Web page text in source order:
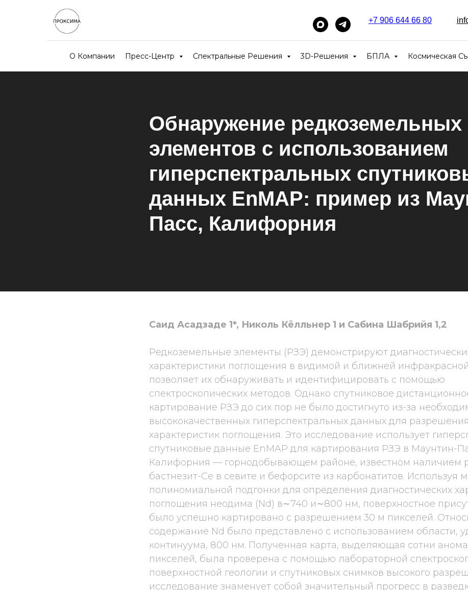
+7 906 644 66 80
О Компании Пресс-Центр Спектральные Решения 3D-Решения БПЛА Космическая
Обнаружение редкоземельных
элементов с использованием
гиперспектральных
данных EnMAP: пример из
Пасс, Калифорния
Саид Асадзаде 1*, Николь Кёлльнер 1 и Сабина Шабрийя 1,2
Редкоземельные элементы (РЗЭ) демонстрируют
характеристики поглощения в видимой и ближней
позволяет их обнаруживать и идентифицировать с помощью
спектроскопических методов. Однако спутниковое
картирование РЗЭ до сих пор не было достигнуто из-за
высококачественных гиперспектральных данных для
характеристик поглощения. Это исследование использует
спутниковые данные EnMAP для картирования РЗЭ в Маунтин-
Калифорния — горнодобывающем районе, известном наличием
бастнезит-Ce в севите и бефорсите из карбонатитов. Используя
полиномиальной подгонки для определения диагностических
поглощения неодима (Nd) в∼740 и∼800 нм, поверхностное
было успешно картировано с разрешением 30 м пикселей.
содержание Nd было представлено с использованием области,
континуума, 800 нм. Полученная карта, выделяющая сотни
пикселей, была проверена с помощью лабораторной
поверхностной геологии и спутниковых снимков высокого
исследование знаменует собой значительный прогресс в